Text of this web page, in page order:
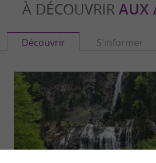
À DÉCOUVRIR AUX
Découvrir S'informer